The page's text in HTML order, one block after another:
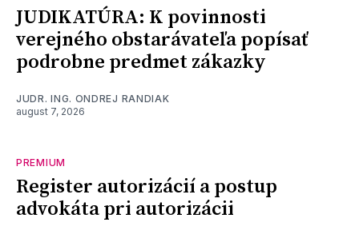
JUDIKATÚRA: K povinnosti
verejného obstarávateľa popísať
podrobne predmet zákazky
JUDR. ING. ONDREJ RANDIAK
august 7, 2026
PREMIUM
Register autorizácií a postup
advokáta pri autorizácii